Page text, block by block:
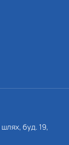
шлях, буд. 19,